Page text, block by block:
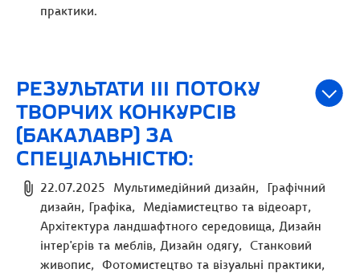
практики.
РЕЗУЛЬТАТИ IІІ ПОТОКУ
ТВОРЧИХ КОНКУРСІВ
(БАКАЛАВР) ЗА
СПЕЦІАЛЬНІСТЮ:
22.07.2025 Мультимедійний дизайн, Графічний
дизайн, Графіка, Медіамистецтво та відеоарт,
Архітектура ландшафтного середовища, Дизайн
інтер'єрів та меблів, Дизайн одягу, Станковий
живопис, Фотомистецтво та візуальні практики,